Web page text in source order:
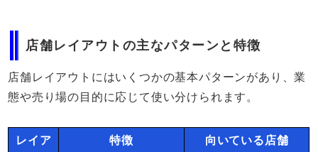
店舗レイアウトの主なパターンと特徴
店舗レイアウトにはいくつかの基本パターンがあり、業
態や売り場の目的に応じて使い分けられます。
レイア
特徴 向いている店舗